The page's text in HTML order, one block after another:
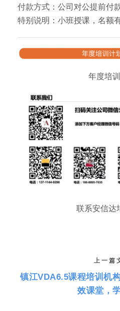
付款方式：公司对公提前付
特别说明：小班授课，名额
年度培
联系安信达
上一篇
镇江VDA6.5课程培训机
效课堂，